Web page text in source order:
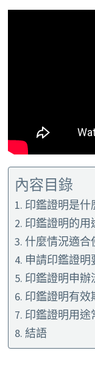
內容目錄
印鑑證明是什
印鑑證明的用
什麼情況適合
申請印鑑證明
印鑑證明申辦
印鑑證明有效
印鑑證明用途
結語